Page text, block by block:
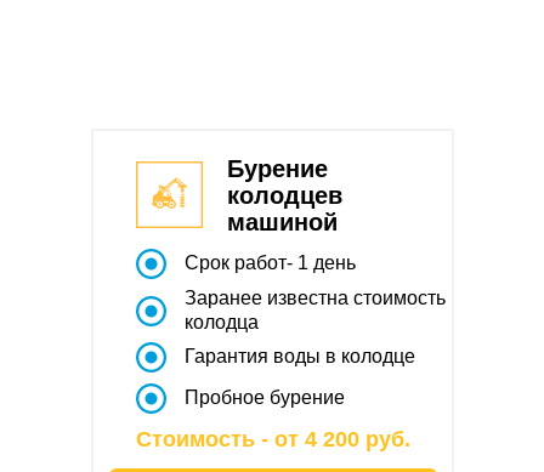
Бурение
колодцев
машиной
Срок работ- 1 день
Стоимость - от 4 200 руб.
Пробное бурение
Гарантия воды в колодце
Заранее известна стоимость
колодца